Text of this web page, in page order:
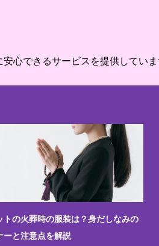
心できるサービスを提供してい
トの火葬時の服装は？身だしなみの
ーと注意点を解説